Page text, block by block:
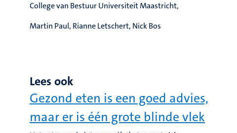
College van Bestuur Universiteit Maastricht,
Martin Paul, Rianne Letschert, Nick Bos
Lees ook
Gezond eten is een goed advies,
maar er is één grote blinde vlek